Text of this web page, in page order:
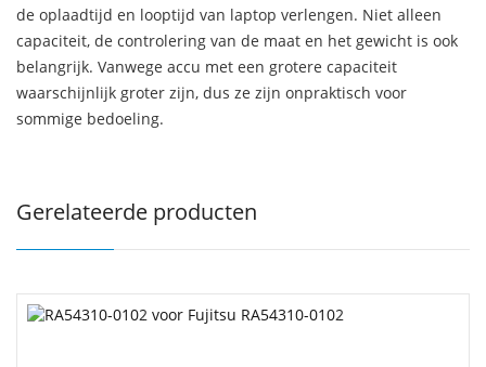
de oplaadtijd en looptijd van laptop verlengen. Niet alleen
capaciteit, de controlering van de maat en het gewicht is ook
belangrijk. Vanwege accu met een grotere capaciteit
waarschijnlijk groter zijn, dus ze zijn onpraktisch voor
sommige bedoeling.
Gerelateerde producten